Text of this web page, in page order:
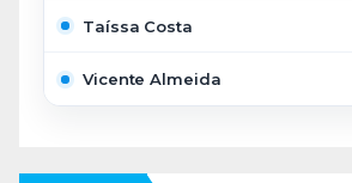
Taíssa Costa
Vicente Almeida